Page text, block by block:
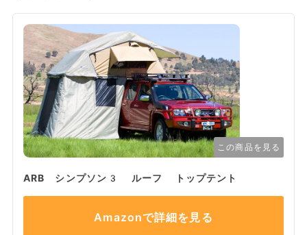
この商品を見る
ARB シンプソン3 ルーフ トップテント
Amazonで詳細を見る